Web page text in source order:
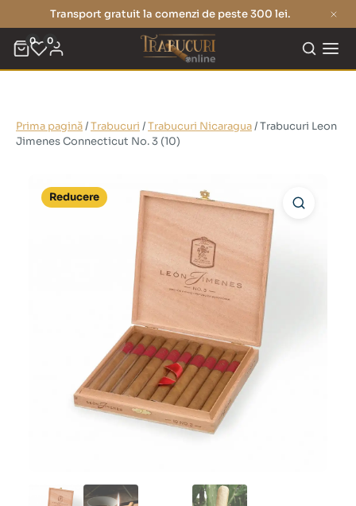
Transport gratuit la comenzi de peste 300 lei.
0 0
Prima pagină/Trabucuri /Trabucuri Nicaragua/ Trabucuri Leon
Jimenes Connecticut No. 3 (10)
Reducere